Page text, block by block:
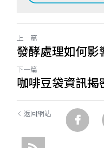
上一篇
發酵處理如何影
下一篇
咖啡豆袋資訊揭
返回網站